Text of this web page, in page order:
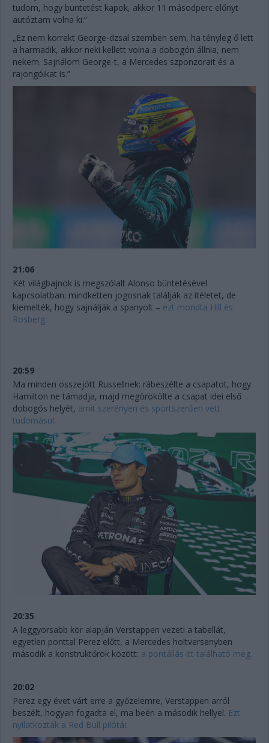
tudom, hogy büntetést kapok, akkor 11 másodperc előnyt
autóztam volna ki.”
„Ez nem korrekt George-dzsal szemben sem, ha tényleg ő lett
a harmadik, akkor neki kellett volna a dobogón állnia, nem
nekem. Sajnálom George-t, a Mercedes szponzorait és a
rajongóikat is.”
21:06
Két világbajnok is megszólalt Alonso büntetésével
kapcsolatban: mindketten jogosnak találják az ítéletet, de
kiemelték, hogy sajnálják a spanyolt – ezt mondta Hill és
Rosberg.
20:59
Ma minden összejött Russellnek: rábeszélte a csapatot, hogy
Hamilton ne támadja, majd megörökölte a csapat idei első
dobogós helyét, amit szerényen és sportszerűen vett
tudomásul.
20:35
A leggyorsabb kör alapján Verstappen vezeti a tabellát,
egyetlen ponttal Perez előtt, a Mercedes holtversenyben
második a konstruktőrök között: a pontállás itt található meg.
20:02
Perez egy évet várt erre a győzelemre, Verstappen arról
beszélt, hogyan fogadta el, ma beéri a második hellyel. Ezt
nyilatkozták a Red Bull pilótái.